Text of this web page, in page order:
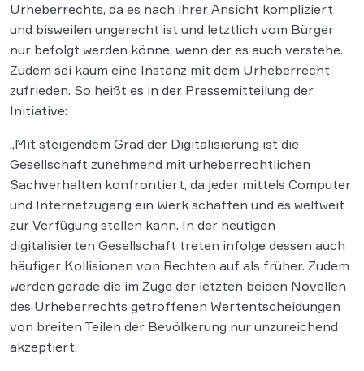
Urheberrechts, da es nach ihrer Ansicht kompliziert
und bisweilen ungerecht ist und letztlich vom Bürger
nur befolgt werden könne, wenn der es auch verstehe.
Zudem sei kaum eine Instanz mit dem Urheberrecht
zufrieden. So heißt es in der Pressemitteilung der
Initiative:
„Mit steigendem Grad der Digitalisierung ist die
Gesellschaft zunehmend mit urheberrechtlichen
Sachverhalten konfrontiert, da jeder mittels Computer
und Internetzugang ein Werk schaffen und es weltweit
zur Verfügung stellen kann. In der heutigen
digitalisierten Gesellschaft treten infolge dessen auch
häufiger Kollisionen von Rechten auf als früher. Zudem
werden gerade die im Zuge der letzten beiden Novellen
des Urheberrechts getroffenen Wertentscheidungen
von breiten Teilen der Bevölkerung nur unzureichend
akzeptiert.